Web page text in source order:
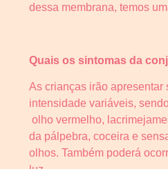
dessa membrana, temos
Quais os sintomas da
As crianças irão apresentar
intensidade variáveis,
olho vermelho,
da pálpebra, coceira e
olhos. Também poderá